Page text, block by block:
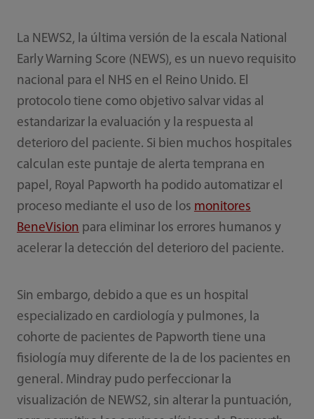
La NEWS2, la última versión de la escala National
Early Warning Score (NEWS), es un nuevo requisito
nacional para el NHS en el Reino Unido. El
protocolo tiene como objetivo salvar vidas al
estandarizar la evaluación y la respuesta al
deterioro del paciente. Si bien muchos hospitales
calculan este puntaje de alerta temprana en
papel, Royal Papworth ha podido automatizar el
proceso mediante el uso de los monitores
BeneVision para eliminar los errores humanos y
acelerar la detección del deterioro del paciente.
Sin embargo, debido a que es un hospital
especializado en cardiología y pulmones, la
cohorte de pacientes de Papworth tiene una
fisiología muy diferente de la de los pacientes en
general. Mindray pudo perfeccionar la
visualización de NEWS2, sin alterar la puntuación,